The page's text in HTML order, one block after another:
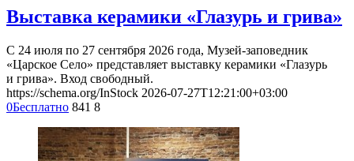
Выставка керамики «Глазурь и грива»
С 24 июля по 27 сентября 2026 года, Музей-заповедник
«Царское Село» представляет выставку керамики «Глазурь
и грива». Вход свободный.
https://schema.org/InStock 2026-07-27T12:21:00+03:00
0Бесплатно 841 8